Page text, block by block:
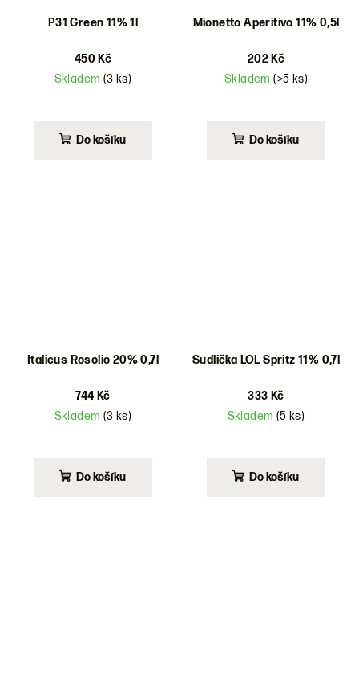
P31 Green 11% 1l
450 Kč
Skladem (3 ks)
Do košíku
Mionetto Aperitivo 11% 0,5l
202 Kč
Skladem(>5 ks)
Do košíku
Italicus Rosolio 20% 0,7l
744 Kč
Skladem (3 ks)
Do košíku
Sudlička LOL Spritz 11% 0,7l
333 Kč
Skladem (5 ks)
Do košíku